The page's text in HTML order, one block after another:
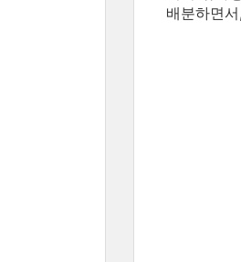
배분하면